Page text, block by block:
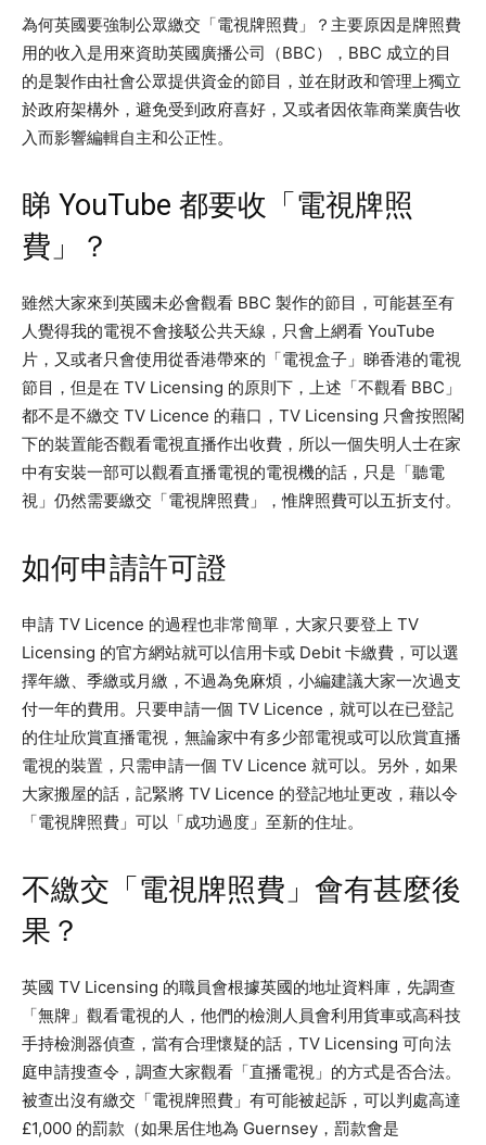
為何英國要強制公眾繳交「電視牌照費」？主要原因是牌照費
用的收入是用來資助英國廣播公司（BBC），BBC 成立的目
的是製作由社會公眾提供資金的節目，並在財政和管理上獨立
於政府架構外，避免受到政府喜好，又或者因依靠商業廣告收
入而影響編輯自主和公正性。
睇 YouTube 都要收「電視牌照
費」？
雖然大家來到英國未必會觀看 BBC 製作的節目，可能甚至有
人覺得我的電視不會接駁公共天線，只會上網看 YouTube
片，又或者只會使用從香港帶來的「電視盒子」睇香港的電視
節目，但是在 TV Licensing 的原則下，上述「不觀看 BBC」
都不是不繳交 TV Licence 的藉口，TV Licensing 只會按照閣
下的裝置能否觀看電視直播作出收費，所以一個失明人士在家
中有安裝一部可以觀看直播電視的電視機的話，只是「聽電
視」仍然需要繳交「電視牌照費」，惟牌照費可以五折支付。
如何申請許可證
申請 TV Licence 的過程也非常簡單，大家只要登上 TV
Licensing 的官方網站就可以信用卡或 Debit 卡繳費，可以選
擇年繳、季繳或月繳，不過為免麻煩，小編建議大家一次過支
付一年的費用。只要申請一個 TV Licence，就可以在已登記
的住址欣賞直播電視，無論家中有多少部電視或可以欣賞直播
電視的裝置，只需申請一個 TV Licence 就可以。另外，如果
大家搬屋的話，記緊將 TV Licence 的登記地址更改，藉以令
「電視牌照費」可以「成功過度」至新的住址。
不繳交「電視牌照費」會有甚麼後
果？
英國 TV Licensing 的職員會根據英國的地址資料庫，先調查
「無牌」觀看電視的人，他們的檢測人員會利用貨車或高科技
手持檢測器偵查，當有合理懷疑的話，TV Licensing 可向法
庭申請搜查令，調查大家觀看「直播電視」的方式是否合法。
被查出沒有繳交「電視牌照費」有可能被起訴，可以判處高達
£1,000 的罰款（如果居住地為 Guernsey，罰款會是